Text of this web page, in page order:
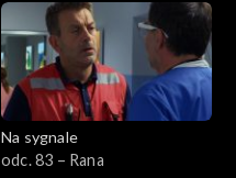
Na sygnale
odc. 83 – Rana